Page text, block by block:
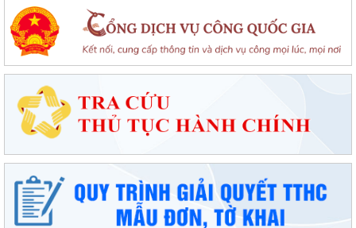
Hải
Đặc khu Cát Hải quyết tâm thực hiện thắng lợi Nghị quyết số 11-
NQ/TU, tạo động lực tăng trưởng...
Đặc khu Cát Hải đẩy mạnh triển khai Nghị quyết số 57-NQ/TW, tạo đột
phá về khoa học, công nghệ và...
UBND đặc khu Cát Hải đánh giá kết quả phát triển kinh tế - xã hội tháng
7, triển khai nhiệm vụ...
Đặc khu Cát Hải đẩy mạnh chuyển đổi số, thúc đẩy thanh toán không
dùng tiền mặt trong lĩnh vực du...